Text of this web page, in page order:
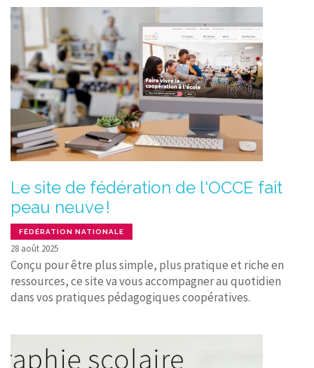
Le site de fédération de l'OCCE fait
peau neuve !
FÉDÉRATION NATIONALE
28 août 2025
Conçu pour être plus simple, plus pratique et riche en
ressources, ce site va vous accompagner au quotidien
dans vos pratiques pédagogiques coopératives.